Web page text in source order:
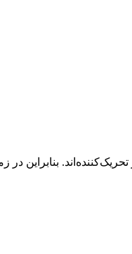
بنابراین در